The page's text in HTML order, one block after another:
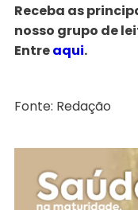
Receba as
nosso grupo de
Entreaqui.
Fonte: Redação